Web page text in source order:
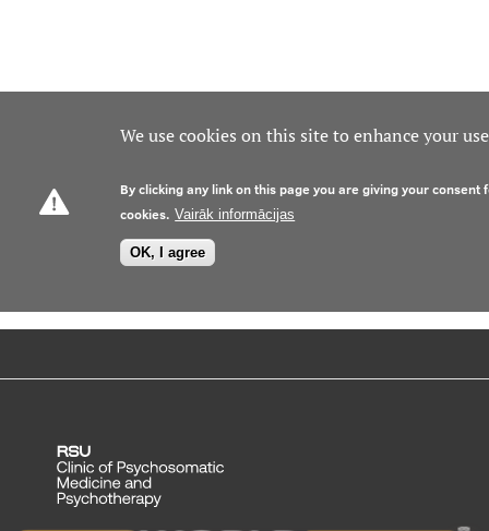
We use cookies on this site to enhance your
By clicking any link on this page you are giving your consent
cookies. Vairāk informācijas
OK, I agree